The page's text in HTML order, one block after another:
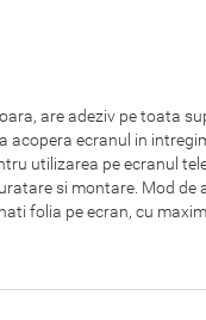
are adeziv pe toata
ecranul in
utilizarea pe ecranul
si montare. Mod de
folia pe ecran, cu